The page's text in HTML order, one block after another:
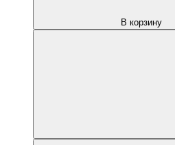
В корзину